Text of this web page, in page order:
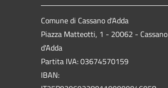
Comune di Cassano d'Adda
Piazza Matteotti, 1 - 20062 - Cassano
d'Adda
Partita IVA: 03674570159
IBAN: